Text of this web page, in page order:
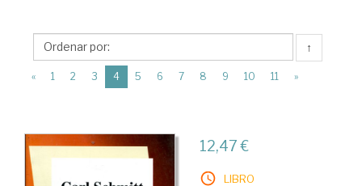
Distribuciones
Fontamara
↑
« 1 2 3 4(current)
5 6 7 8 9 10 11 »
12,47 €
LIBRO